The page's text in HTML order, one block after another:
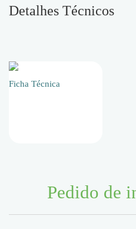
Detalhes Técnicos
Ficha Técnica
Pedido de